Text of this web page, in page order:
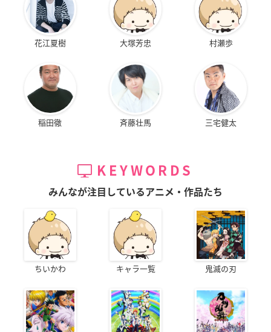
花江夏樹 大塚芳忠 村瀬歩
稲田徹 斉藤壮馬 三宅健太
KEYWORDS
みんなが注目しているアニメ・作品たち
ちいかわ キャラ一覧 鬼滅の刃